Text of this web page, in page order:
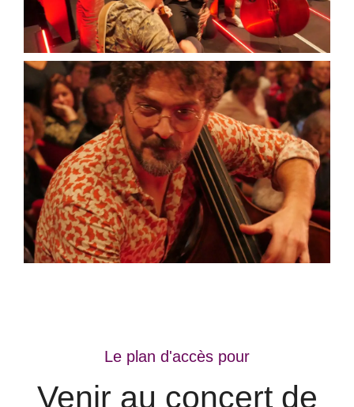
Le plan d'accès pour
Venir au concert de